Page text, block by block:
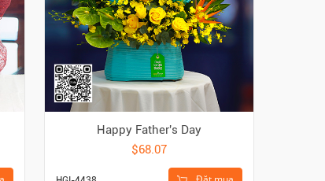
Happy Father's Day
$68.07